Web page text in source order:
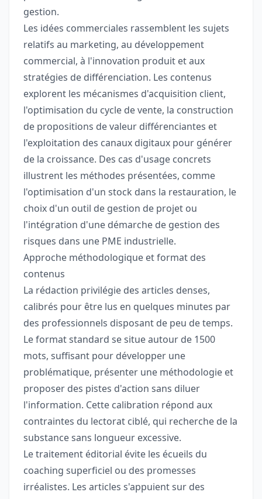
gestion.
Les idées commerciales rassemblent les sujets
relatifs au marketing, au développement
commercial, à l'innovation produit et aux
stratégies de différenciation. Les contenus
explorent les mécanismes d'acquisition client,
l'optimisation du cycle de vente, la construction
de propositions de valeur différenciantes et
l'exploitation des canaux digitaux pour générer
de la croissance. Des cas d'usage concrets
illustrent les méthodes présentées, comme
l'optimisation d'un stock dans la restauration, le
choix d'un outil de gestion de projet ou
l'intégration d'une démarche de gestion des
risques dans une PME industrielle.
Approche méthodologique et format des
contenus
La rédaction privilégie des articles denses,
calibrés pour être lus en quelques minutes par
des professionnels disposant de peu de temps.
Le format standard se situe autour de 1500
mots, suffisant pour développer une
problématique, présenter une méthodologie et
proposer des pistes d'action sans diluer
l'information. Cette calibration répond aux
contraintes du lectorat ciblé, qui recherche de la
substance sans longueur excessive.
Le traitement éditorial évite les écueils du
coaching superficiel ou des promesses
irréalistes. Les articles s'appuient sur des